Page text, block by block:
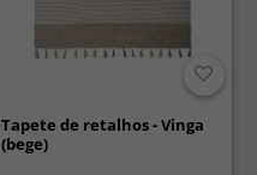
Tapete de retalhos - Vinga
(bege)